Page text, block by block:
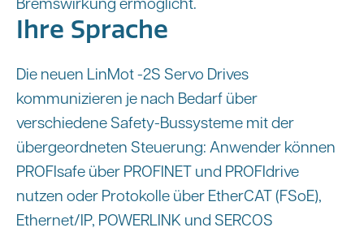
Ihre Sprache
Die neuen LinMot -2S Servo Drives
kommunizieren je nach Bedarf über
verschiedene Safety-Bussysteme mit der
übergeordneten Steuerung: Anwender können
PROFIsafe über PROFINET und PROFIdrive
nutzen oder Protokolle über EtherCAT (FSoE),
Ethernet/IP, POWERLINK und SERCOS